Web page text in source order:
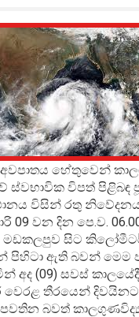
හේතුවෙන්
ස්වභාවික විපත් පිළිබඳ
විසින් රතු
09 වන දින පෙ.ව.
මඩකලපුව සිට
පිහිටා ඇති බවන් මෙම
අද (09) සවස්
වෙරළ තීරයෙන්
බවත්